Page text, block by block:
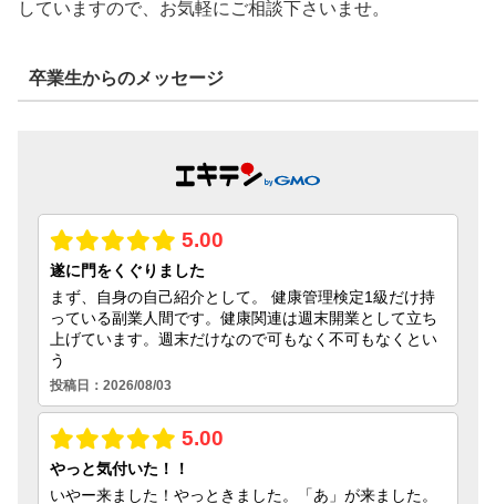
していますので、お気軽にご相談下さいませ。
卒業生からのメッセージ